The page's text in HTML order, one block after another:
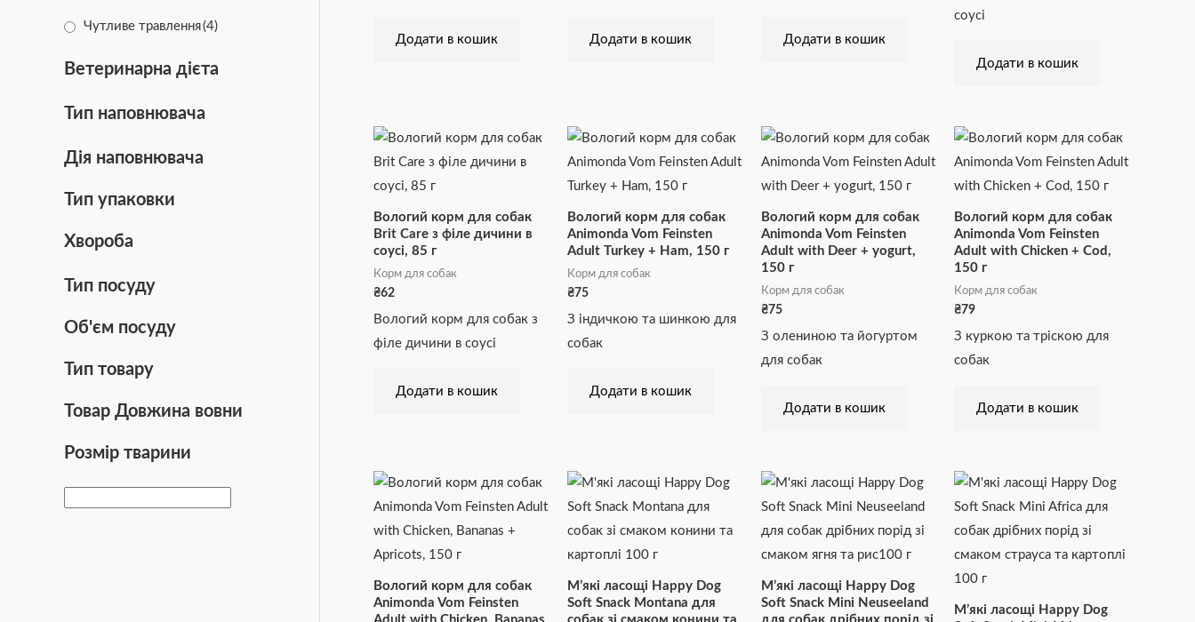
Чутливе травлення(4)
Ветеринарна дієта
Тип наповнювача
Дія наповнювача
Тип упаковки
Хвороба
Тип посуду
Об'єм посуду
Тип товару
Товар Довжина вовни
Розмір тварини
Додати в кошик Додати в кошик Додати в кошик
соусі
Додати в кошик
Вологий корм для собак
Brit Care з філе дичини в
соусі, 85 г
Корм для собак
₴62
Вологий корм для собак з
філе дичини в соусі
Додати в кошик
Вологий корм для собак
Animonda Vom Feinsten
Adult Turkey + Ham, 150 г
Корм для собак
₴75
З індичкою та шинкою для
собак
Додати в кошик
Вологий корм для собак
Animonda Vom Feinsten
Adult with Deer + yogurt,
150 г
Корм для собак
₴75
З олениною та йогуртом
для собак
Додати в кошик
Вологий корм для собак
Animonda Vom Feinsten
Adult with Chicken + Cod,
150 г
Корм для собак
₴79
З куркою та тріскою для
собак
Додати в кошик
Вологий корм для собак
Animonda Vom Feinsten
М’які ласощі Happy Dog
Soft Snack Montana для
М’які ласощі Happy Dog
Soft Snack Mini Neuseeland
М’які ласощі Happy Dog